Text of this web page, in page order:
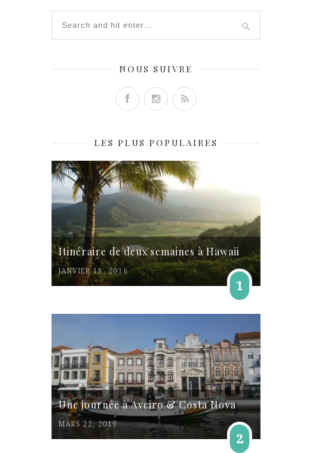
NOUS SUIVRE
LES PLUS POPULAIRES
Itinéraire de deux semaines à Hawaii
JANVIER 18, 2016
1
Une journée à Aveiro & Costa Nova
MARS 22, 2019
2